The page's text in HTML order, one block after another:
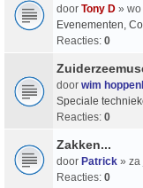
door Tony D »
Evenementen,
Reacties: 0
door wim
Speciale
Reacties: 0
Zakken...
door Patrick » za
Reacties: 0